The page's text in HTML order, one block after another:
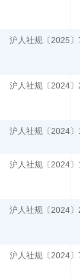
沪人社规〔2025〕
沪人社规〔2024
沪人社规〔2024
沪人社规〔2024
沪人社规〔2024
沪人社规〔2024〕